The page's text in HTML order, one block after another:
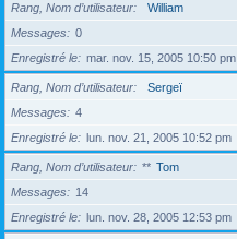
Rang, Nom d’utilisateur
William
Messages
0
Enregistré le
mar. nov. 15, 2005 10:50 pm
Rang, Nom d’utilisateur
Sergeï
Messages
4
Enregistré le
lun. nov. 21, 2005 10:52 pm
Rang, Nom d’utilisateur ** Tom
Messages
14
Enregistré le
lun. nov. 28, 2005 12:53 pm